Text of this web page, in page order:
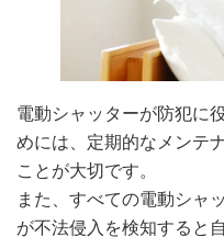
電動シャッターが防犯に
めには、定期的なメンテ
ことが大切です。
また、すべての電動シャ
が不法侵入を検知すると